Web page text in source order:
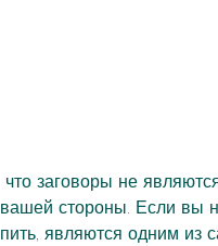
вашей стороны. Если вы
пить, являются одним из